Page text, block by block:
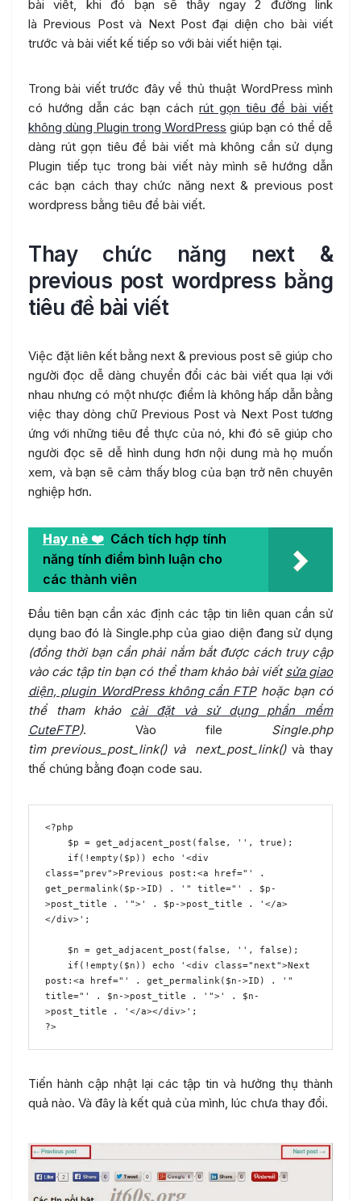
bài viết, khi đó bạn sẽ thấy ngay 2 đường link
là Previous Post và Next Post đại diện cho bài viết
trước và bài viết kế tiếp so với bài viết hiện tại.
Trong bài viết trước đây về thủ thuật WordPress mình
có hướng dẫn các bạn cách rút gọn tiêu đề bài viết
không dùng Plugin trong WordPress giúp bạn có thể dễ
dàng rút gọn tiêu đề bài viết mà không cần sử dụng
Plugin tiếp tục trong bài viết này mình sẽ hướng dẫn
các bạn cách thay chức năng next & previous post
wordpress bằng tiêu đề bài viết.
Thay chức năng next &
previous post wordpress bằng
tiêu đề bài viết
Việc đặt liên kết bằng next & previous post sẽ giúp cho
người đọc dễ dàng chuyển đổi các bài viết qua lại với
nhau nhưng có một nhược điểm là không hấp dẫn bằng
việc thay dòng chữ Previous Post và Next Post tương
ứng với những tiêu đề thực của nó, khi đó sẽ giúp cho
người đọc sẽ dễ hình dung hơn nội dung mà họ muốn
xem, và bạn sẽ cảm thấy blog của bạn trở nên chuyên
nghiệp hơn.
Hay nè ❤️ Cách tích hợp tính
năng tính điểm bình luận cho
các thành viên
Đầu tiên bạn cần xác định các tập tin liên quan cần sử
dụng bao đó là Single.php của giao diện đang sử dụng
(đồng thời bạn cần phải nắm bắt được cách truy cập
vào các tập tin bạn có thể tham khảo bài viếtsửa giao
diện, plugin WordPress không cần FTPhoặc bạn có
thể tham khảo cài đặt và sử dụng phần mềm
CuteFTP). Vào file Single.php
tìm previous_post_link() và next_post_link()và thay
thế chúng bằng đoạn code sau.
<?php
class="prev">Previous post:<a href="' .
get_permalink($p->ID) . '" title="' . $p-
>post_title . '">' . $p->post_title . '</a>
</div>';
post:<a href="' . get_permalink($n->ID) . '"
title="' . $n->post_title . '">' . $n-
>post_title . '</a></div>';
?>
Tiến hành cập nhật lại các tập tin và hưởng thụ thành
quả nào. Và đây là kết quả của mình, lúc chưa thay đổi.